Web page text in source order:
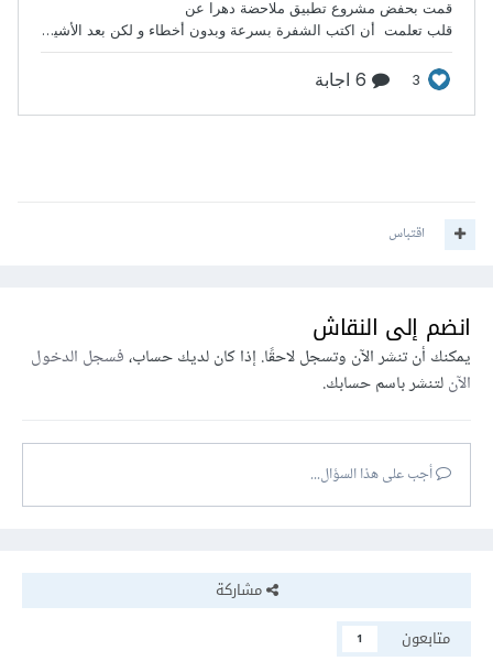
اقتباس
انضم إلى النقاش
يمكنك أن تنشر الآن وتسجل لاحقًا. إذا كان لديك حساب،فسجل الدخول
الآنلتنشر باسم حسابك.
أجب على هذا السؤال...
مشاركة
متابعون
1